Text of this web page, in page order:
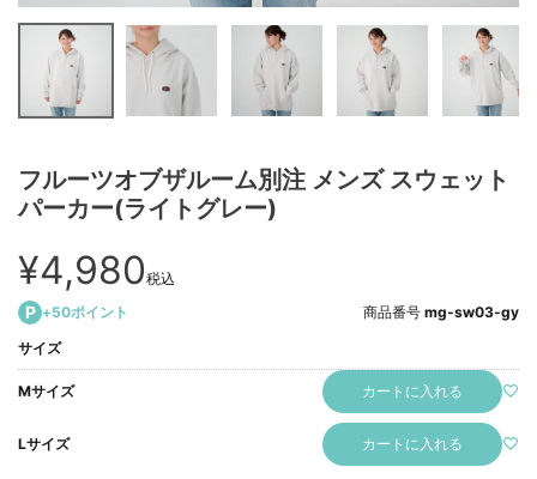
フルーツオブザルーム別注 メンズ スウェット
パーカー(ライトグレー)
¥4,980税込
+50ポイント 商品番号 mg-sw03-gy
サイズ
Mサイズ カートに入れる
Lサイズ カートに入れる